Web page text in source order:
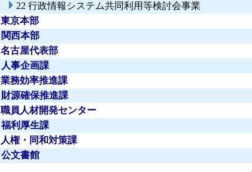
22 行政情報システム共同利用等検討会事業
東京本部
関西本部
名古屋代表部
人事企画課
業務効率推進課
財源確保推進課
職員人材開発センター
福利厚生課
人権・同和対策課
公文書館